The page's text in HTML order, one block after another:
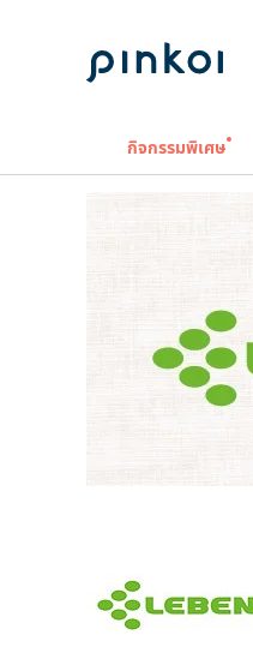
กิจกรรมพิเศษ